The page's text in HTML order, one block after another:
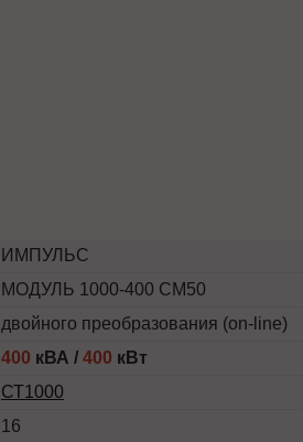
ИМПУЛЬС
МОДУЛЬ 1000-400 СМ50
двойного преобразования (on-line)
400 кВА / 400 кВт
СТ1000
16